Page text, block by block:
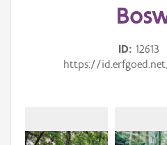
Gebeurtenis
ID 12613
https://